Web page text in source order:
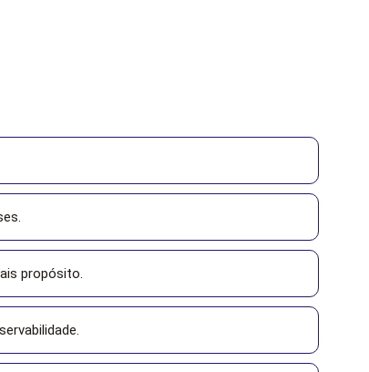
propósito.